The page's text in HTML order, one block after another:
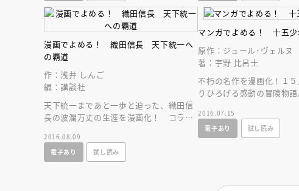
漫画でよめる！ 織田信長 天下統一へ
の覇道
作：浅井 しんご
編：講談社
天下統一まであと一歩と迫った、織田信
長の波瀾万丈の生涯を漫画化！ コラム
す！！
2016.08.09
電子あり
試し読み
マンガでよめる！ 十五少
原作：ジュール･ヴェルヌ
著：宇野 比呂士
不朽の名作を漫画化！１５
りひろげる感動の冒険物語
2016.07.15
電子あり
試し読み